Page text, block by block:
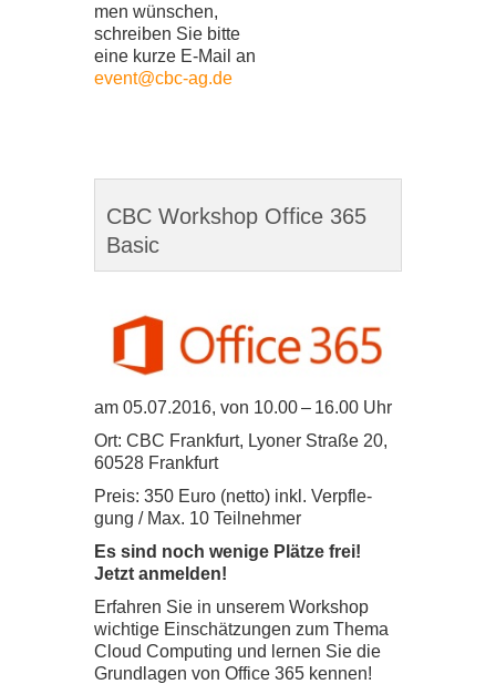
men wün­schen,
schrei­ben Sie bitte
eine kurze E-​​Mail an
event@​cbc-​ag.​de
CBC Workshop Office 365
Basic
am 05.07.2016, von 10.00– 16.00 Uhr
Ort: CBC Frank­furt, Lyo­ner Straße 20,
60528 Frank­furt
Preis: 350 Euro (netto) inkl. Ver­pfle­
gung /​ Max. 10 Teil­neh­mer
Es sind noch wenige Plätze frei!
Jetzt anmel­den!
Erfah­ren Sie in unse­rem Work­shop
wich­tige Ein­schät­zun­gen zum Thema
Cloud Com­pu­ting und ler­nen Sie die
Grund­la­gen von Office 365 ken­nen!